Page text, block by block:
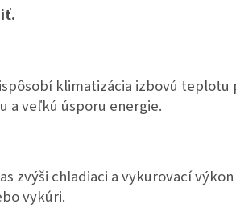
klimatizácia izbovú teplotu
a veľkú úsporu energie.
zvýši chladiaci a vykurovací výkon
vykúri.